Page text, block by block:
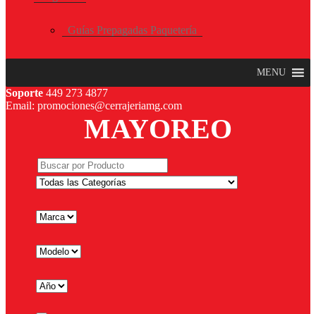
Guías Prepagadas Paquetería
MENU
Soporte 449 273 4877
Email: promociones@cerrajeriamg.com
MAYOREO